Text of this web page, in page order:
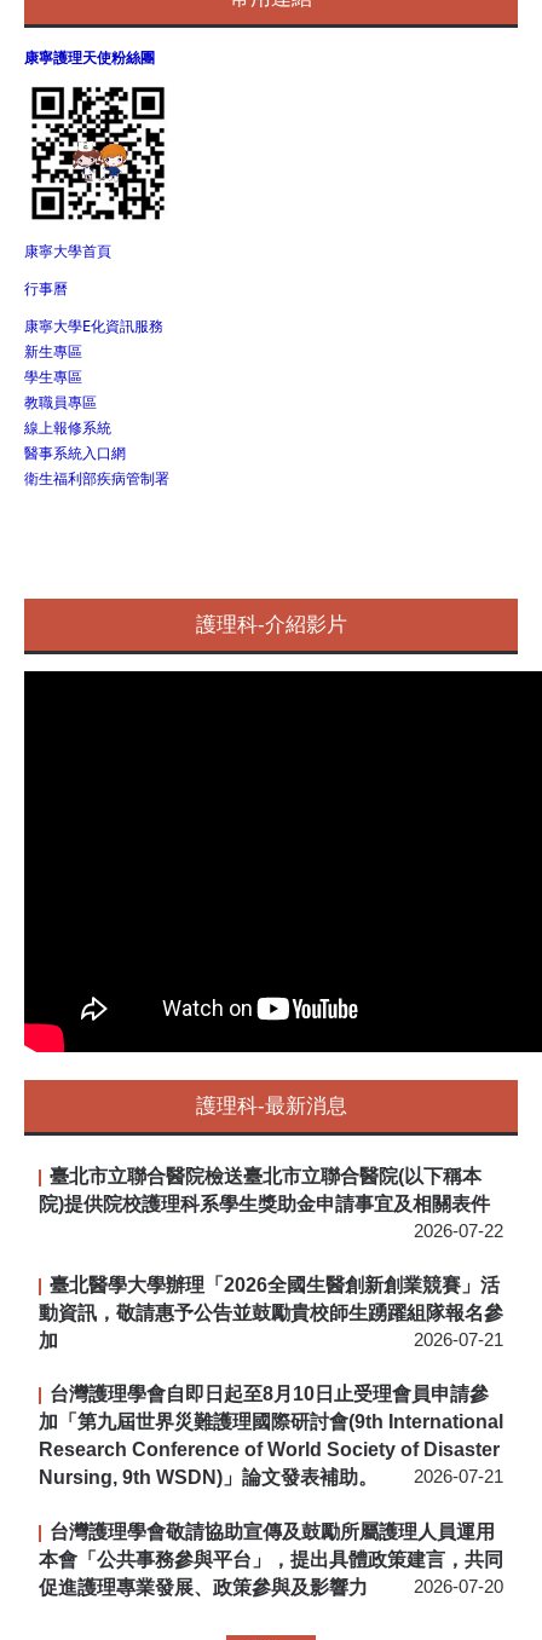
康寧護理天使粉絲團
康寧大學首頁
行事曆
康寧大學E化資訊服務
新生專區
學生專區
教職員專區
線上報修系統
醫事系統入口網
衛生福利部疾病管制署
護理科-介紹影片
護理科-最新消息
臺北市立聯合醫院檢送臺北市立聯合醫院(以下稱本
院)提供院校護理科系學生獎助金申請事宜及相關表件
2026-07-22
臺北醫學大學辦理「2026全國生醫創新創業競賽」活
動資訊，敬請惠予公告並鼓勵貴校師生踴躍組隊報名參
加
2026-07-21
台灣護理學會自即日起至8月10日止受理會員申請參
加「第九屆世界災難護理國際研討會(9th International
Research Conference of World Society of Disaster
Nursing, 9th WSDN)」論文發表補助。
2026-07-21
台灣護理學會敬請協助宣傳及鼓勵所屬護理人員運用
本會「公共事務參與平台」，提出具體政策建言，共同
促進護理專業發展、政策參與及影響力
2026-07-20